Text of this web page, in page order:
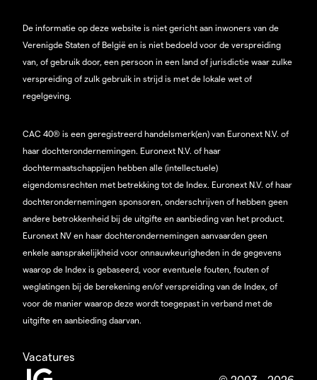
De informatie op deze website is niet gericht aan inwoners van de
Verenigde Staten of België en is niet bedoeld voor de verspreiding
van, of gebruik door, een persoon in een land of jurisdictie waar zulke
verspreiding of zulk gebruik in strijd is met de lokale wet of
regelgeving.
CAC 40® is een geregistreerd handelsmerk(en) van Euronext N.V. of
haar dochterondernemingen. Euronext N.V. of haar
dochtermaatschappijen hebben alle (intellectuele)
eigendomsrechten met betrekking tot de Index. Euronext N.V. of haar
dochterondernemingen sponsoren, onderschrijven of hebben geen
andere betrokkenheid bij de uitgifte en aanbieding van het product.
Euronext NV en haar dochterondernemingen aanvaarden geen
enkele aansprakelijkheid voor onnauwkeurigheden in de gegevens
waarop de Index is gebaseerd, voor eventuele fouten, fouten of
weglatingen bij de berekening en/of verspreiding van de Index, of
voor de manier waarop deze wordt toegepast in verband met de
uitgifte en aanbieding daarvan.
Vacatures